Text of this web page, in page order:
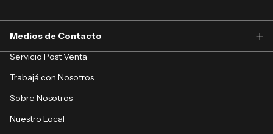
Medios de Contacto
Servicio Post Venta
Trabajá con Nosotros
Sobre Nosotros
Nuestro Local